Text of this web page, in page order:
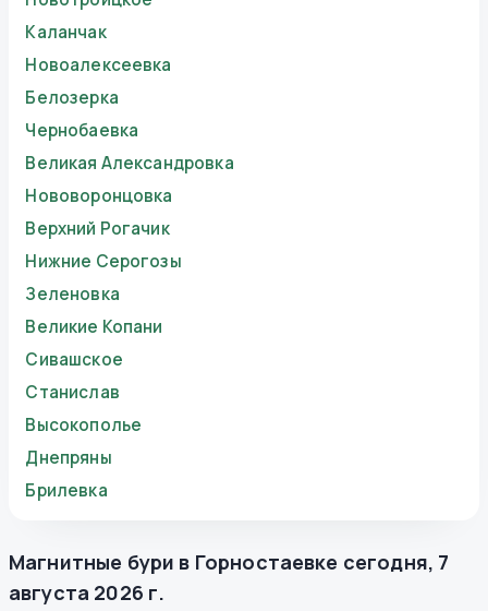
Каланчак
Новоалексеевка
Белозерка
Чернобаевка
Великая Александровка
Нововоронцовка
Верхний Рогачик
Нижние Серогозы
Зеленовка
Великие Копани
Сивашское
Станислав
Высокополье
Днепряны
Брилевка
Магнитные бури в Горностаевке сегодня, 7
августа 2026 г.